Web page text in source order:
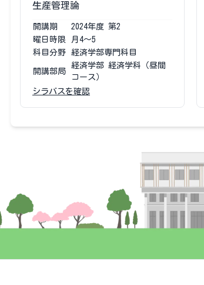
生産管理論
開講期 2024年度 第2
曜日時限
月4〜5
科目分野
経済学部専門科目
開講部局
経済学部 経済学科（昼間
コース）
シラバスを確認